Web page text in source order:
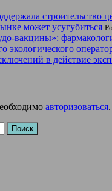
строительство
может усугубиться
вакцины»:
экологического
в действие
авторизоваться.